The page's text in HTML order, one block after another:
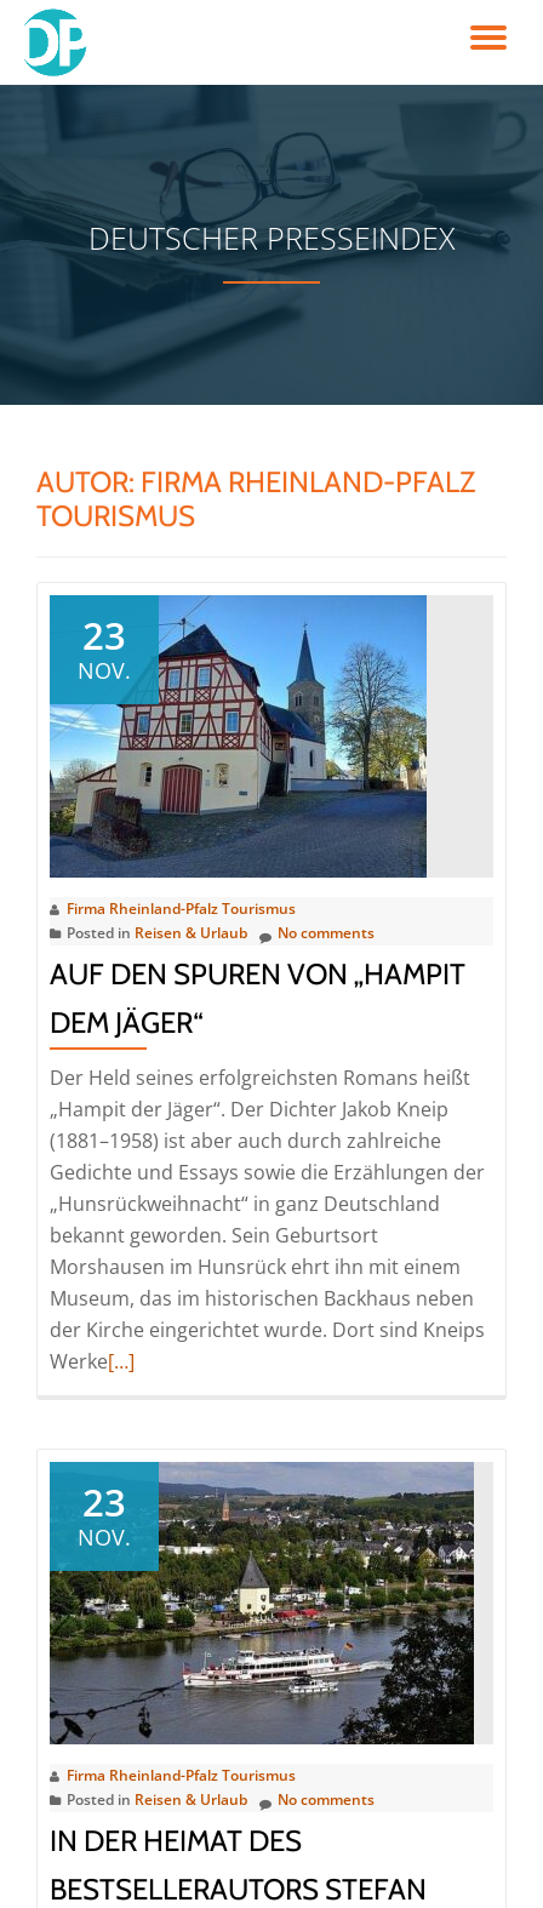
Skip
to
DEUTSCHER PRESSEINDEX
AUTOR: FIRMA RHEINLAND-PFALZ
TOURISMUS
23
NOV.
Firma Rheinland-Pfalz Tourismus
Posted in Reisen & Urlaub No comments
AUF DEN SPUREN VON „HAMPIT
DEM JÄGER“
Der Held seines erfolgreichsten Romans heißt
„Hampit der Jäger“. Der Dichter Jakob Kneip
(1881–1958) ist aber auch durch zahlreiche
Gedichte und Essays sowie die Erzählungen der
„Hunsrückweihnacht“ in ganz Deutschland
bekannt geworden. Sein Geburtsort
Morshausen im Hunsrück ehrt ihn mit einem
Museum, das im historischen Backhaus neben
der Kirche eingerichtet wurde. Dort sind Kneips
WerkeRead
den
Spuren
von
„Hampit
dem
Jäger“
[…]
23
NOV.
Firma Rheinland-Pfalz Tourismus
Posted in Reisen & Urlaub No comments
IN DER HEIMAT DES
BESTSELLERAUTORS STEFAN